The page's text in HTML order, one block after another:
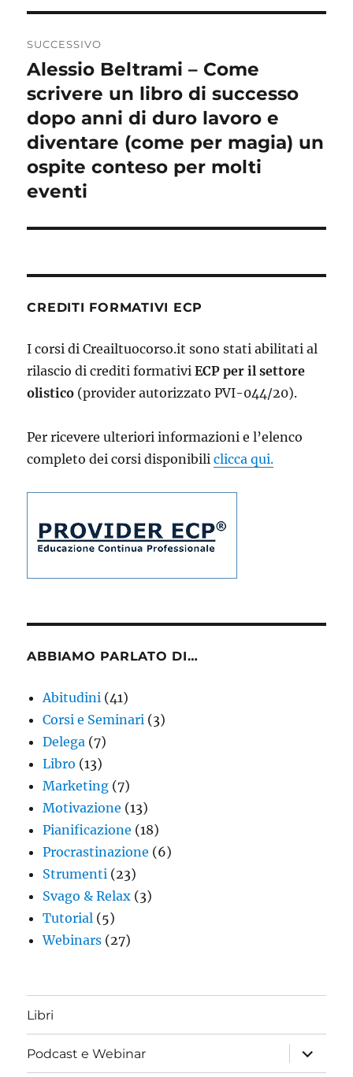
SUCCESSIVO
Articolo
successivo:
Alessio Beltrami – Come
scrivere un libro di successo
dopo anni di duro lavoro e
diventare (come per magia) un
ospite conteso per molti
eventi
CREDITI FORMATIVI ECP
I corsi di Creailtuocorso.it sono stati abilitati al
rilascio di crediti formativiECP per il settore
olistico (provider autorizzato PVI-044/20).
Per ricevere ulteriori informazioni e l’elenco
completo dei corsi disponibiliclicca qui.
ABBIAMO PARLATO DI…
Abitudini (41)
Corsi e Seminari (3)
Delega (7)
Libro (13)
Marketing (7)
Motivazione (13)
Pianificazione (18)
Procrastinazione (6)
Strumenti (23)
Svago & Relax (3)
Tutorial (5)
Webinars (27)
Libri
Podcast e Webinar
apri
i